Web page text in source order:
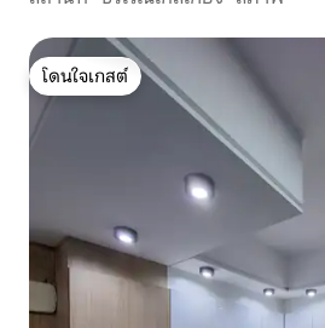
โดนใจเกสต์
โดนใจเกสต์